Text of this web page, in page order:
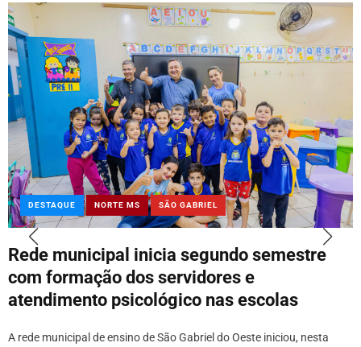
DESTAQUE NORTE MS SÃO GABRIEL
Rede municipal inicia segundo semestre
com formação dos servidores e
atendimento psicológico nas escolas
A rede municipal de ensino de São Gabriel do Oeste iniciou, nesta